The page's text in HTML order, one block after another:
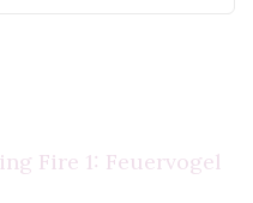
Fire 1: Feuervogel